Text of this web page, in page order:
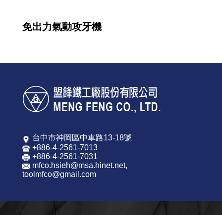
免出力氣動攻牙機
台中市神岡區中車路13-18號
+886-4-2561-7013
+886-4-2561-7031
mfco.hsieh@msa.hinet.net,
toolmfco@gmail.com